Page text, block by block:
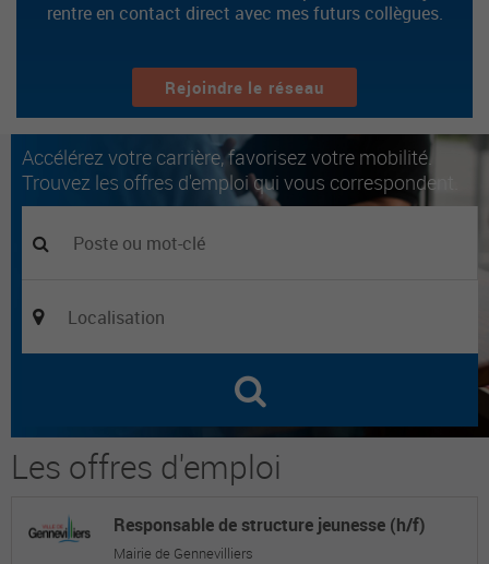
rentre en contact direct avec mes futurs collègues.
Rejoindre le réseau
Accélérez votre carrière, favorisez votre mobilité.
Trouvez les offres d'emploi qui vous correspondent.
Les offres d'emploi
Responsable de structure jeunesse (h/f)
Mairie de Gennevilliers